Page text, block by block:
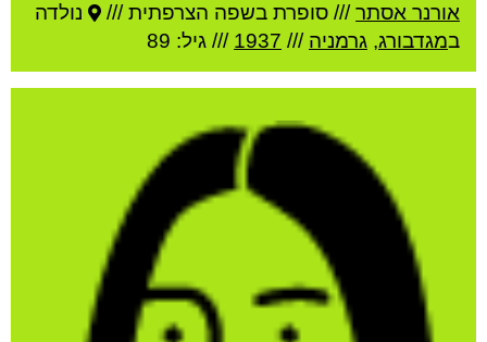
אורנר אסתר/// סופרת בשפה הצרפתית ///
נולדה
במגדבורג, גרמניה ///
1937 /// גיל: 89